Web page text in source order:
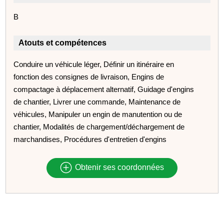
B
Atouts et compétences
Conduire un véhicule léger, Définir un itinéraire en
fonction des consignes de livraison, Engins de
compactage à déplacement alternatif, Guidage d'engins
de chantier, Livrer une commande, Maintenance de
véhicules, Manipuler un engin de manutention ou de
chantier, Modalités de chargement/déchargement de
marchandises, Procédures d'entretien d'engins
Obtenir ses coordonnées